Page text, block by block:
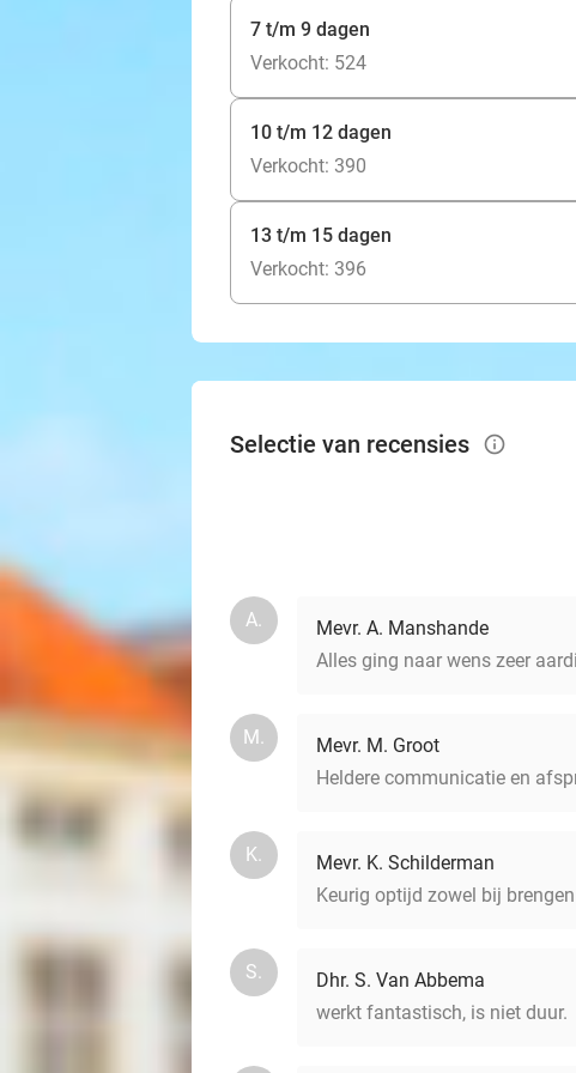
7 t/m 9 dagen
Verkocht: 524
10 t/m 12 dagen
Verkocht: 390
13 t/m 15 dagen
Verkocht: 396
Selectie van recensies info_outlined
A.
Mevr. A. Manshande
Alles ging naar wens zeer
M.
Mevr. M. Groot
Heldere communicatie en
K.
Mevr. K. Schilderman
Keurig optijd zowel bij
S.
Dhr. S. Van Abbema
werkt fantastisch, is niet duur.